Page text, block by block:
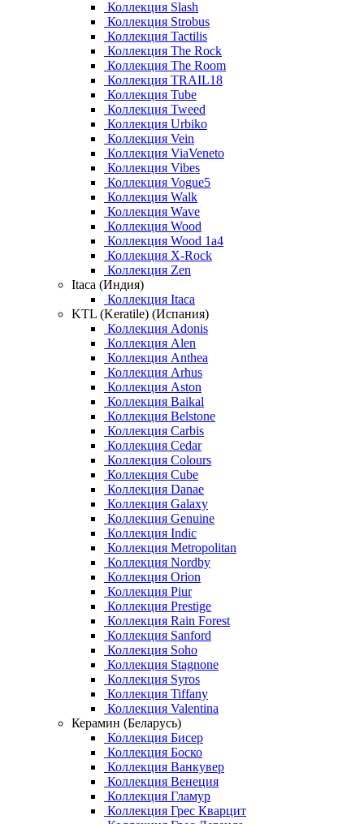
Коллекция Slash
Коллекция Strobus
Коллекция Tactilis
Коллекция The Rock
Коллекция The Room
Коллекция TRAIL18
Коллекция Tube
Коллекция Tweed
Коллекция Urbiko
Коллекция Vein
Коллекция ViaVeneto
Коллекция Vibes
Коллекция Vogue5
Коллекция Walk
Коллекция Wave
Коллекция Wood
Коллекция Wood 1a4
Коллекция X-Rock
Коллекция Zen
Itaca (Индия)
Коллекция Itaca
KTL (Keratile) (Испания)
Коллекция Adonis
Коллекция Alen
Коллекция Anthea
Коллекция Arhus
Коллекция Aston
Коллекция Baikal
Коллекция Belstone
Коллекция Carbis
Коллекция Cedar
Коллекция Colours
Коллекция Cube
Коллекция Danae
Коллекция Galaxy
Коллекция Genuine
Коллекция Indic
Коллекция Metropolitan
Коллекция Nordby
Коллекция Orion
Коллекция Piur
Коллекция Prestige
Коллекция Rain Forest
Коллекция Sanford
Коллекция Soho
Коллекция Stagnone
Коллекция Syros
Коллекция Tiffany
Коллекция Valentina
Керамин (Беларусь)
Коллекция Бисер
Коллекция Боско
Коллекция Ванкувер
Коллекция Венеция
Коллекция Гламур
Коллекция Грес Кварцит